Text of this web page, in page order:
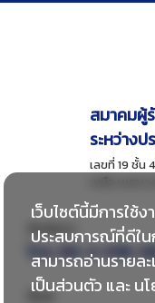
เว็บไซต์นี้มีการใช้
ประสบการณ์ที่ดีใน
สามารถอ่านรายล
เป็นส่วนตัว และน
สมาคมผู้
ระหว่างป
เลขที่ 19 ชั้น
ติดต่อเรา
โทร: 66-2-018-
อีเมล